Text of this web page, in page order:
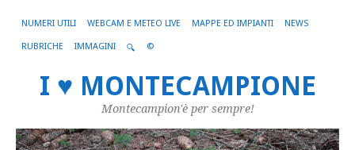
NUMERI UTILI WEBCAM E METEO LIVE MAPPE ED IMPIANTI NEWS
RUBRICHE IMMAGINI 🔍 ©
I ♥ MONTECAMPIONE
Montecampion'è per sempre!